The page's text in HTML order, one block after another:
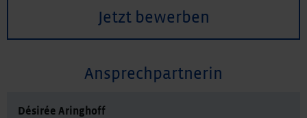
Jetzt bewerben
Ansprechpartnerin
Désirée Aringhoff